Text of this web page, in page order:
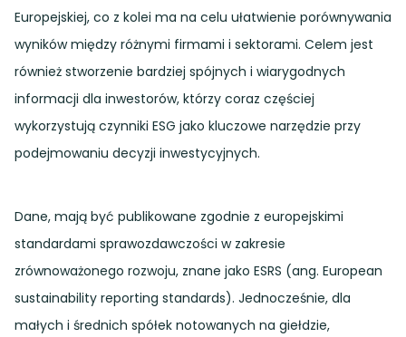
Europejskiej, co z kolei ma na celu ułatwienie porównywania
wyników między różnymi firmami i sektorami. Celem jest
również stworzenie bardziej spójnych i wiarygodnych
informacji dla inwestorów, którzy coraz częściej
wykorzystują czynniki ESG jako kluczowe narzędzie przy
podejmowaniu decyzji inwestycyjnych.
Dane, mają być publikowane zgodnie z europejskimi
standardami sprawozdawczości w zakresie
zrównoważonego rozwoju, znane jako ESRS (ang. European
sustainability reporting standards). Jednocześnie, dla
małych i średnich spółek notowanych na giełdzie,